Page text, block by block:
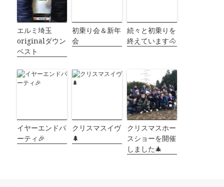
エルミ埼玉
originalダウン
ベスト
初乗り会＆新年
会
続々と初乗りを
終えています🐴
イヤーエンドパ
ーティ🎉
クリスマスイヴ
🌲
クリスマスホー
スショーを開催
しました🎄